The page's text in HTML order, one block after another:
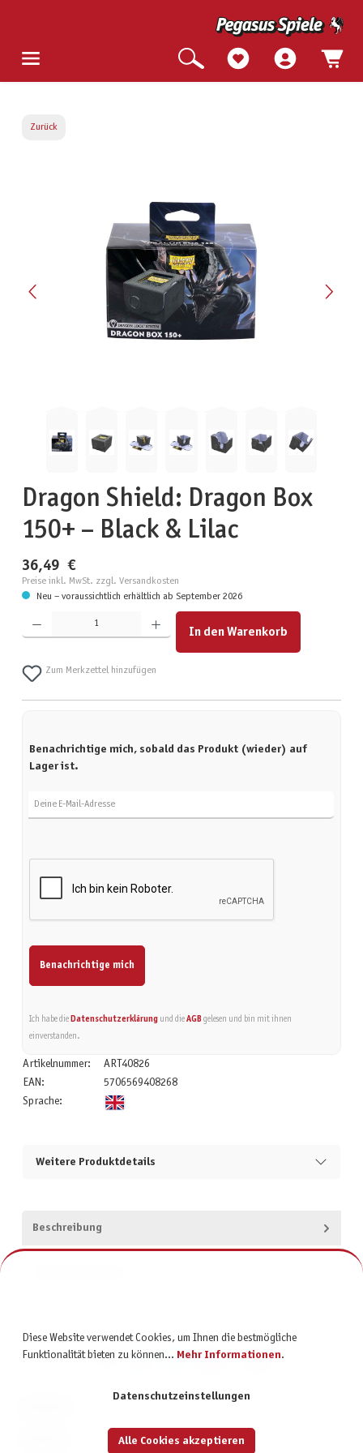
Zurück
Dragon Shield: Dragon Box
150+ – Black & Lilac
36,49 €
Preise inkl. MwSt. zzgl. Versandkosten
Neu – voraussichtlich erhältlich ab September 2026
Produkt Anzahl: Gib den gewünschten Wert ein oder benutze die Schaltflächen um die Anzahl zu
In den Warenkorb
Zum Merkzettel hinzufügen
Benachrichtige mich, sobald das Produkt (wieder) auf
Lager ist.
Benachrichtige mich
Ich habe die Datenschutzerklärungund die AGBgelesen und bin mit ihnen
einverstanden.
Artikelnummer:
ART40826
EAN:
5706569408268
Sprache:
Weitere Produktdetails
Beschreibung
Diese Website verwendet Cookies, um Ihnen die bestmögliche
Funktionalität bieten zu können... Mehr Informationen.
Datenschutzeinstellungen
Alle Cookies akzeptieren